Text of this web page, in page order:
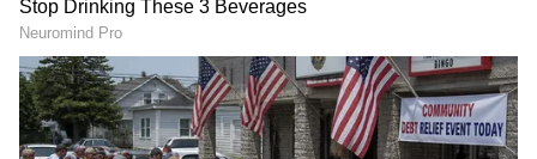
RECOMMENDED STORIES